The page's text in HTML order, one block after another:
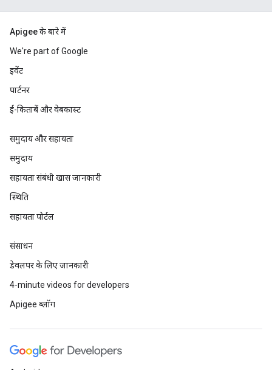
Apigee के बारे में
We're part of Google
इवेंट
पार्टनर
ई-किताबें और वेबकास्ट
समुदाय और सहायता
समुदाय
सहायता संबंधी खास जानकारी
स्थिति
सहायता पोर्टल
संसाधन
डेवलपर के लिए जानकारी
4-minute videos for developers
Apigee ब्लॉग